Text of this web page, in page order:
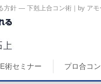
方針 ― 下剋上合コン術｜by アモ
術セミナー プロ合コ